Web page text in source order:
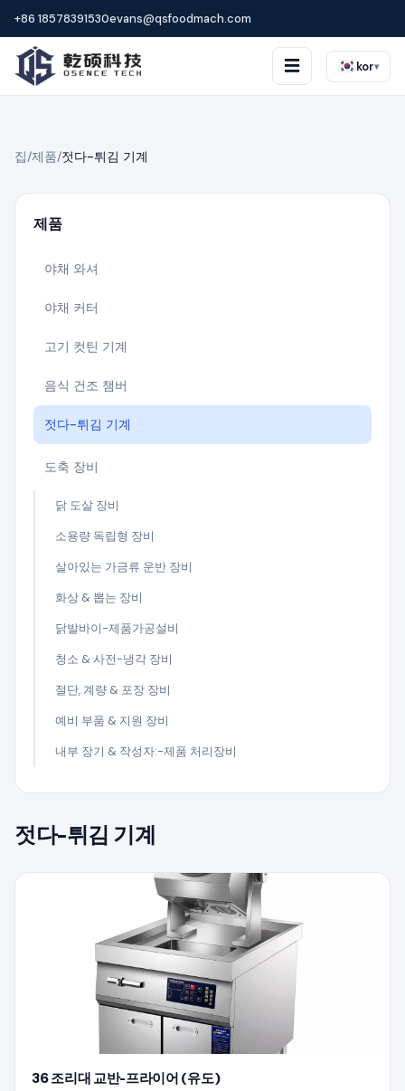
+86 18578391530evans@qsfoodmach.com
☰ kor▾
집/제품/젓다-튀김 기계
제품
야채 와셔
야채 커터
고기 컷틴 기계
음식 건조 챔버
젓다-튀김 기계
도축 장비
닭 도살 장비
소용량 독립형 장비
살아있는 가금류 운반 장비
화상 & 뽑는 장비
닭발바이-제품가공설비
청소 & 사전-냉각 장비
절단, 계량 & 포장 장비
예비 부품 & 지원 장비
내부 장기 & 작성자:-제품 처리장비
젓다-튀김 기계
36 조리대 교반-프라이어 (유도)